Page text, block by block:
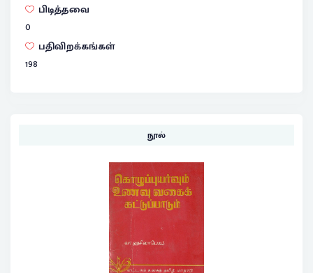
பிடித்தவை
0
பதிவிறக்கங்கள்
198
நூல்